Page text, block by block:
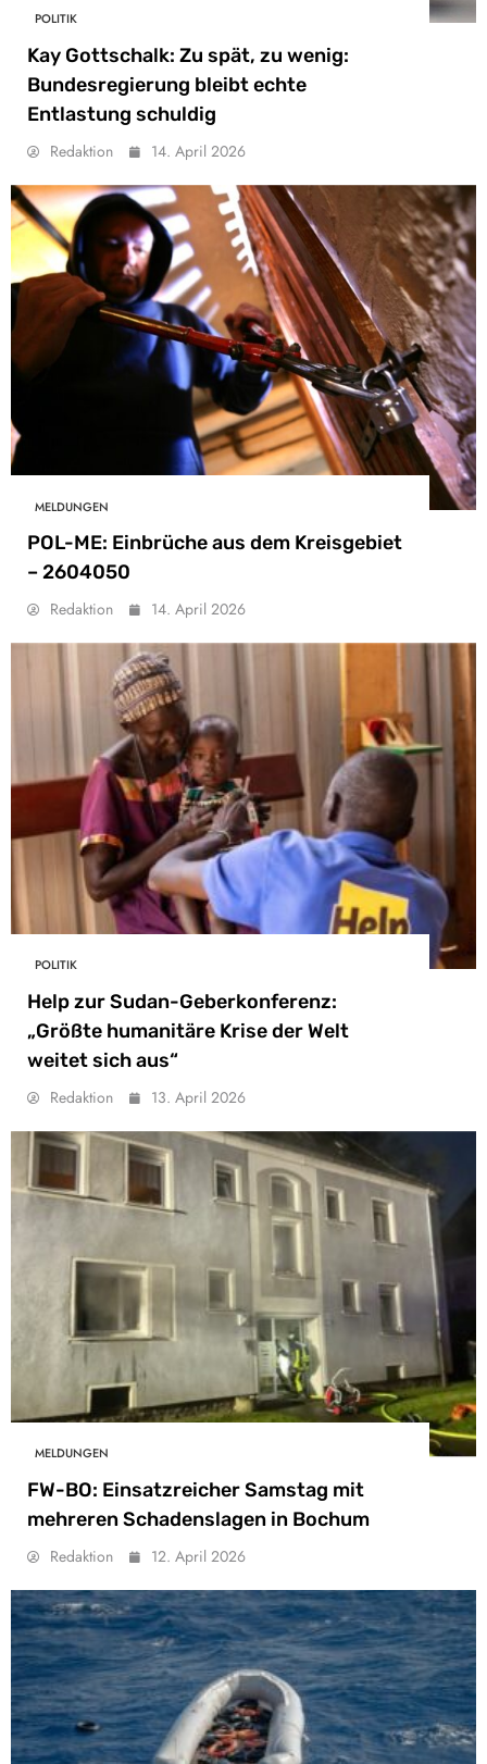
POLITIK
Kay Gottschalk: Zu spät, zu wenig:
Bundesregierung bleibt echte
Entlastung schuldig
Redaktion 14. April 2026
MELDUNGEN
POL-ME: Einbrüche aus dem Kreisgebiet
– 2604050
Redaktion 14. April 2026
POLITIK
Help zur Sudan-Geberkonferenz:
„Größte humanitäre Krise der Welt
weitet sich aus“
Redaktion 13. April 2026
MELDUNGEN
FW-BO: Einsatzreicher Samstag mit
mehreren Schadenslagen in Bochum
Redaktion 12. April 2026